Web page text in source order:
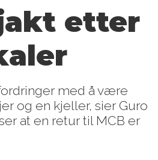
etter
med å være
og en kjeller, sier Guro
at en retur til MCB er